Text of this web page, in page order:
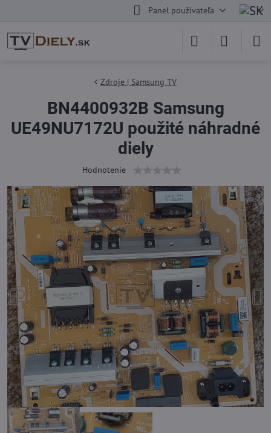
Panel používateľa
Zdroje | Samsung TV
BN4400932B Samsung
UE49NU7172U použité náhradné
diely
Hodnotenie